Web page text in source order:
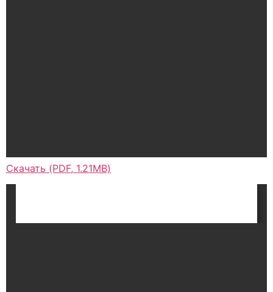
Скачать (PDF, 1.21MB)